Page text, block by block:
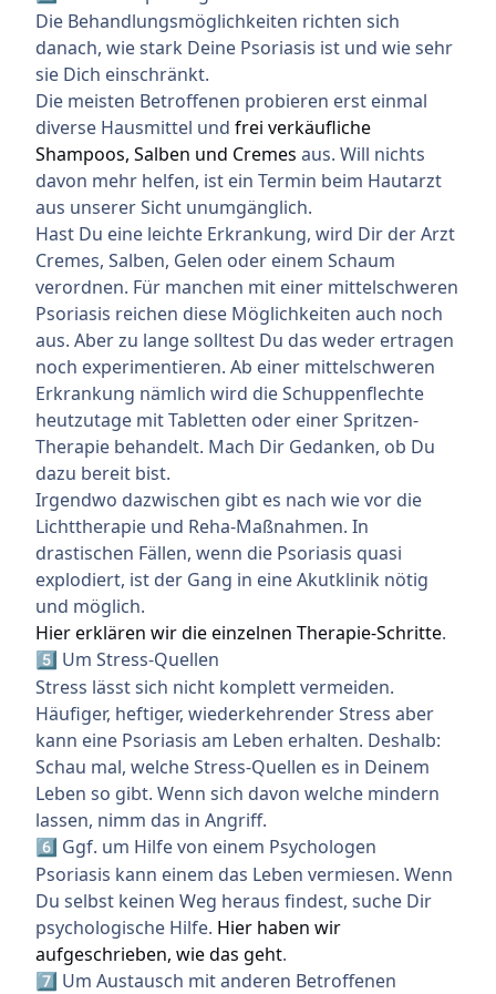
Die Behandlungsmöglichkeiten richten sich
danach, wie stark Deine Psoriasis ist und wie sehr
sie Dich einschränkt.
Die meisten Betroffenen probieren erst einmal
diverse Hausmittel und frei verkäufliche
Shampoos, Salben und Cremes aus. Will nichts
davon mehr helfen, ist ein Termin beim Hautarzt
aus unserer Sicht unumgänglich.
Hast Du eine leichte Erkrankung, wird Dir der Arzt
Cremes, Salben, Gelen oder einem Schaum
verordnen. Für manchen mit einer mittelschweren
Psoriasis reichen diese Möglichkeiten auch noch
aus. Aber zu lange solltest Du das weder ertragen
noch experimentieren. Ab einer mittelschweren
Erkrankung nämlich wird die Schuppenflechte
heutzutage mit Tabletten oder einer Spritzen-
Therapie behandelt. Mach Dir Gedanken, ob Du
dazu bereit bist.
Irgendwo dazwischen gibt es nach wie vor die
Lichttherapie und Reha-Maßnahmen. In
drastischen Fällen, wenn die Psoriasis quasi
explodiert, ist der Gang in eine Akutklinik nötig
und möglich.
Hier erklären wir die einzelnen Therapie-Schritte.
5️⃣ Um Stress-Quellen
Stress lässt sich nicht komplett vermeiden.
Häufiger, heftiger, wiederkehrender Stress aber
kann eine Psoriasis am Leben erhalten. Deshalb:
Schau mal, welche Stress-Quellen es in Deinem
Leben so gibt. Wenn sich davon welche mindern
lassen, nimm das in Angriff.
6️⃣ Ggf. um Hilfe von einem Psychologen
Psoriasis kann einem das Leben vermiesen. Wenn
Du selbst keinen Weg heraus findest, suche Dir
psychologische Hilfe. Hier haben wir
aufgeschrieben, wie das geht.
7️⃣ Um Austausch mit anderen Betroffenen